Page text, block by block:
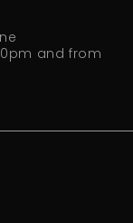
and from